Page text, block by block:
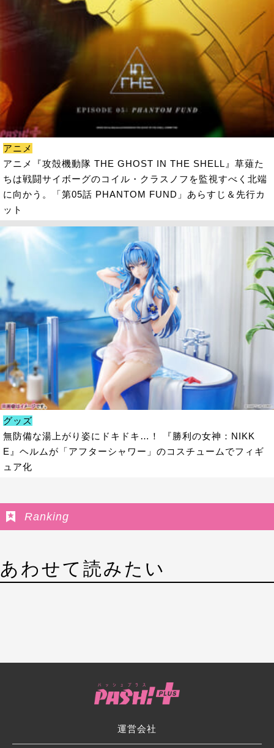
アニメ
アニメ『攻殻機動隊 THE GHOST IN THE SHELL』草薙た
ちは戦闘サイボーグのコイル・クラスノフを監視すべく北端
に向かう。「第05話 PHANTOM FUND」あらすじ＆先行カ
ット
グッズ
無防備な湯上がり姿にドキドキ…！ 『勝利の女神：NIKK
E』ヘルムが「アフターシャワー」のコスチュームでフィギ
ュア化
Ranking
あわせて読みたい
運営会社